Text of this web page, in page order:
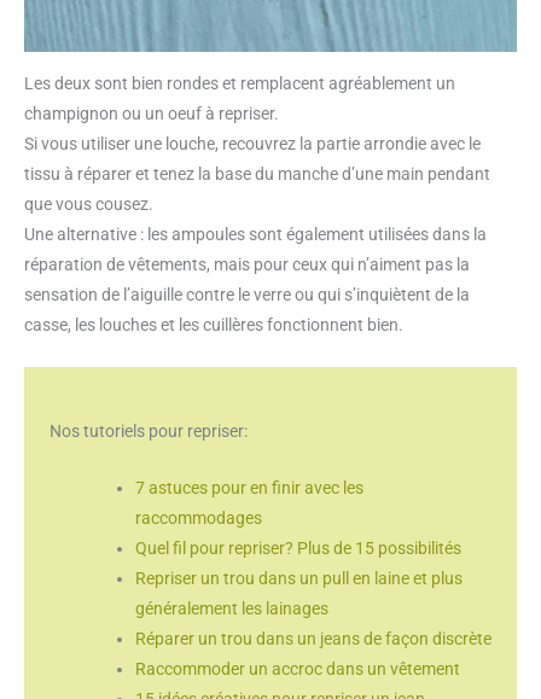
Les deux sont bien rondes et remplacent agréablement un
champignon ou un oeuf à repriser.
Si vous utiliser une louche, recouvrez la partie arrondie avec le
tissu à réparer et tenez la base du manche d’une main pendant
que vous cousez.
Une alternative : les ampoules sont également utilisées dans la
réparation de vêtements, mais pour ceux qui n’aiment pas la
sensation de l’aiguille contre le verre ou qui s’inquiètent de la
casse, les louches et les cuillères fonctionnent bien.
Nos tutoriels pour repriser:
7 astuces pour en finir avec les
raccommodages
Quel fil pour repriser? Plus de 15 possibilités
Repriser un trou dans un pull en laine et plus
généralement les lainages
Réparer un trou dans un jeans de façon discrète
Raccommoder un accroc dans un vêtement